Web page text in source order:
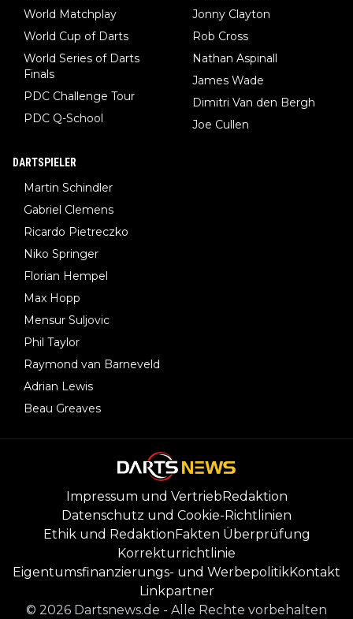
World Matchplay
World Cup of Darts
World Series of Darts
Finals
PDC Challenge Tour
PDC Q-School
Jonny Clayton
Rob Cross
Nathan Aspinall
James Wade
Dimitri Van den Bergh
Joe Cullen
DARTSPIELER
Martin Schindler
Gabriel Clemens
Ricardo Pietreczko
Niko Springer
Florian Hempel
Max Hopp
Mensur Suljovic
Phil Taylor
Raymond van Barneveld
Adrian Lewis
Beau Greaves
Impressum und Vertrieb Redaktion
Datenschutz und Cookie-Richtlinien
Ethik und Redaktion Fakten Überprüfung
Korrekturrichtlinie
Eigentumsfinanzierungs- und WerbepolitikKontakt
Linkpartner
© 2026 Dartsnews.de - Alle Rechte vorbehalten